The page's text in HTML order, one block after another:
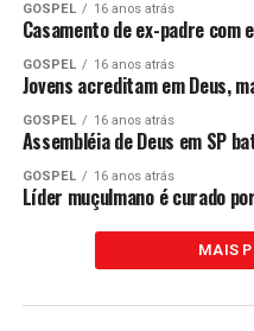
GOSPEL 16 anos atrás
Casamento de ex-padre
GOSPEL 16 anos atrás
Jovens acreditam em Deus,
GOSPEL 16 anos atrás
Assembléia de Deus em SP
GOSPEL 16 anos atrás
Líder muçulmano é curado
MAIS